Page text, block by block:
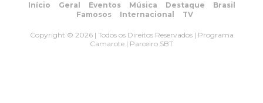
Início Geral Eventos Música Destaque
Brasil
Famosos
Internacional TV
Copyright © 2026 | Todos os Direitos Reservados | Programa
Camarote | Parceiro SBT